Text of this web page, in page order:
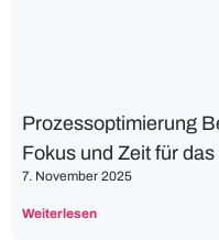
Prozessoptimierung
Fokus und Zeit für
7. November 2025
Weiterlesen